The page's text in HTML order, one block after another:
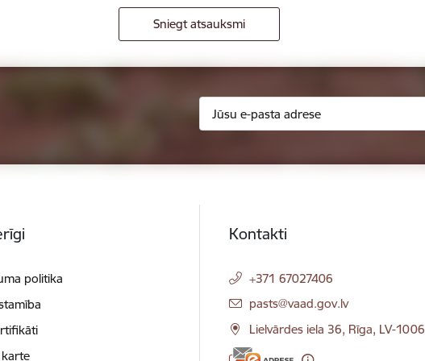
Sniegt atsauksmi
politika
karte
Kontakti
+371 67027406
E-pasts:
pasts@vaad.gov.lv
Lielvārdes iela 36, Rīga, LV-1006